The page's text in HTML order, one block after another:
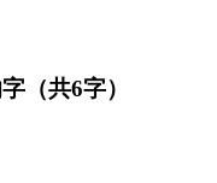
（共6字）